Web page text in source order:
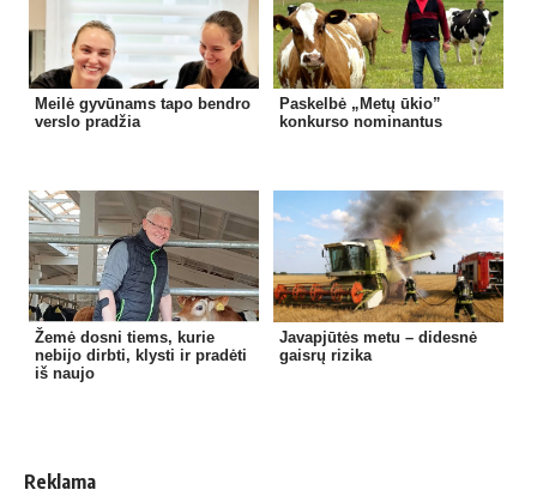
Meilė gyvūnams tapo bendro
verslo pradžia
Paskelbė „Metų ūkio”
konkurso nominantus
Žemė dosni tiems, kurie
nebijo dirbti, klysti ir pradėti
iš naujo
Javapjūtės metu – didesnė
gaisrų rizika
Reklama